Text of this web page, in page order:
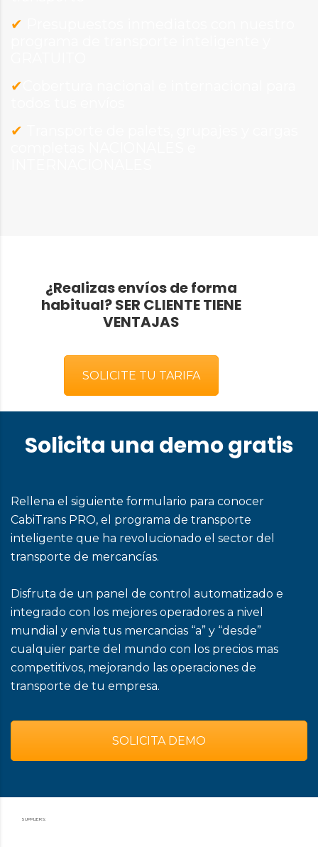
✔
✔
✔
¿Realizas envíos de forma
habitual?SER CLIENTE TIENE
VENTAJAS
SOLICITE TU TARIFA
Solicita una demo gratis
Rellena el siguiente formulario para conocer
CabiTrans PRO, el programa de transporte
inteligente que ha revolucionado el sector del
transporte de mercancías.
Disfruta de un panel de control automatizado e
integrado con los mejores operadores a nivel
mundial y envia tus mercancias “a” y “desde”
cualquier parte del mundo con los precios mas
competitivos, mejorando las operaciones de
transporte de tu empresa.
SOLICITA DEMO
SUPPLIERS: